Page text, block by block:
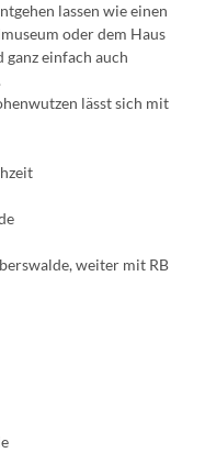
lassen wie einen
oder dem Haus
einfach auch
lässt sich mit
weiter mit RB